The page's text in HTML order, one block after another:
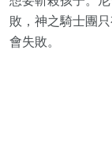
敗，神之騎士團
會失敗。